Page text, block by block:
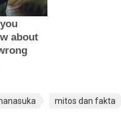
mitos dan fakta